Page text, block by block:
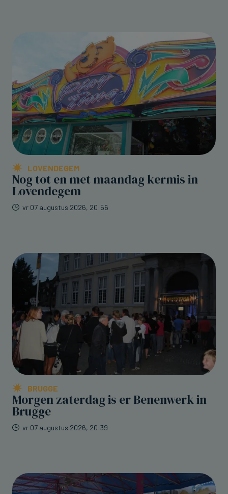
LOVENDEGEM
Nog tot en met maandag kermis in
Lovendegem
vr 07 augustus 2026, 20:56
BRUGGE
Morgen zaterdag is er Benenwerk in
Brugge
vr 07 augustus 2026, 20:39